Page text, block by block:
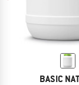
BASIC